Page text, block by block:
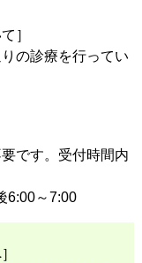
］
の診療を行ってい
です。受付時間内
～7:00